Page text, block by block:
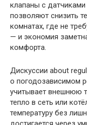
клапаны с
позволяют снизить
комнатах, где не
— и экономия
комфорта.
Дискуссии about
о погодозависимом
учитывает внешнюю
тепло в сеть или
температуру без